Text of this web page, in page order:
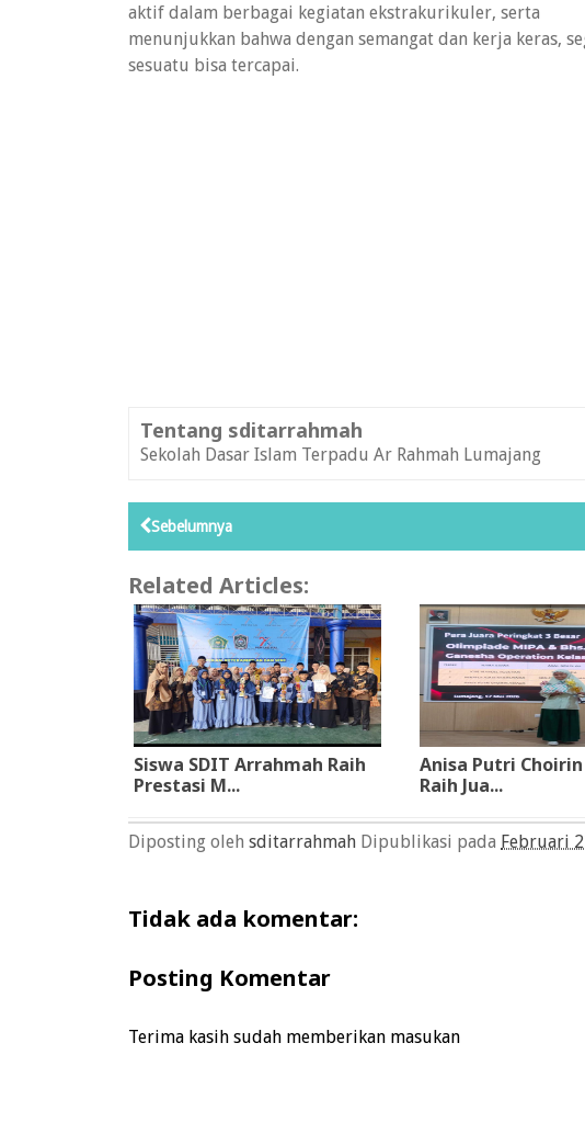
aktif dalam berbagai kegiatan ekstrakurikuler, serta
menunjukkan bahwa dengan semangat dan kerja keras,
sesuatu bisa tercapai.
Tentang sditarrahmah
Sekolah Dasar Islam Terpadu Ar Rahmah Lumajang
Sebelumnya
Related Articles:
Siswa SDIT Arrahmah Raih
Prestasi M...
Anisa Putri
Raih Jua...
Diposting oleh sditarrahmah Dipublikasi pada Februari
Tidak ada komentar:
Posting Komentar
Terima kasih sudah memberikan masukan